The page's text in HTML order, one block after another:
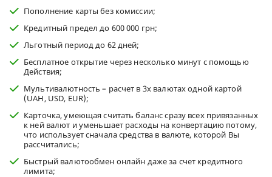
Пополнение карты без комиссии;
Кредитный предел до 600 000 грн;
Льготный период до 62 дней;
Бесплатное открытие через несколько минут с помощью
Действия;
Мультивалютность – расчет в 3х валютах одной картой
(UAH, USD, EUR);
Карточка, умеющая считать баланс сразу всех привязанных
к ней валют и уменьшает расходы на конвертацию потому,
что использует сначала средства в валюте, которой Вы
рассчитались;
Быстрый валютообмен онлайн даже за счет кредитного
лимита;